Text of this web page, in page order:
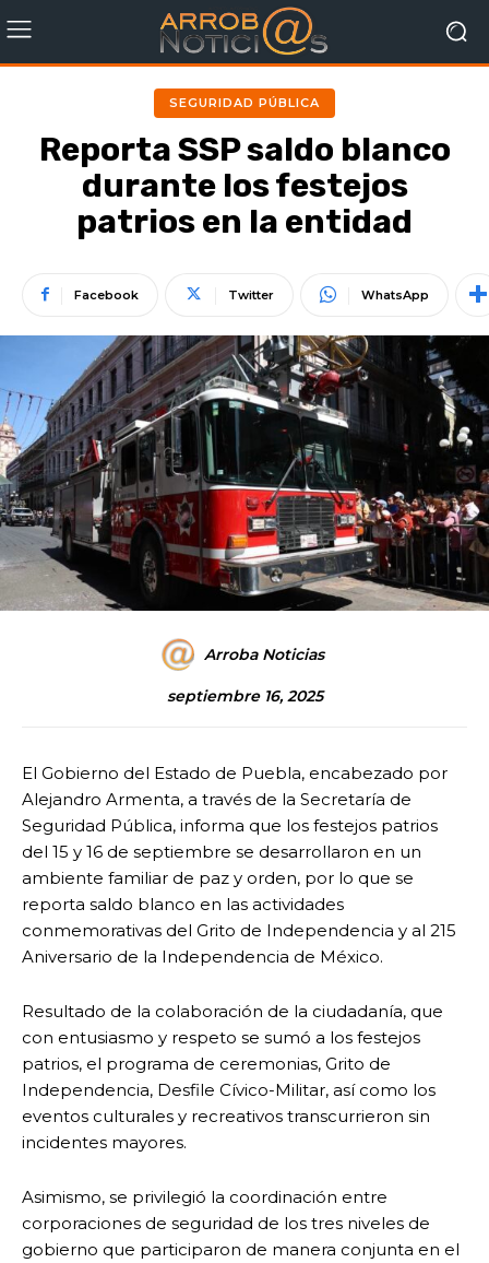
SEGURIDAD PÚBLICA
Reporta SSP saldo blanco
durante los festejos
patrios en la entidad
Facebook Twitter WhatsApp
Arroba Noticias
septiembre 16, 2025
El Gobierno del Estado de Puebla, encabezado por
Alejandro Armenta, a través de la Secretaría de
Seguridad Pública, informa que los festejos patrios
del 15 y 16 de septiembre se desarrollaron en un
ambiente familiar de paz y orden, por lo que se
reporta saldo blanco en las actividades
conmemorativas del Grito de Independencia y al 215
Aniversario de la Independencia de México.
Resultado de la colaboración de la ciudadanía, que
con entusiasmo y respeto se sumó a los festejos
patrios, el programa de ceremonias, Grito de
Independencia, Desfile Cívico-Militar, así como los
eventos culturales y recreativos transcurrieron sin
incidentes mayores.
Asimismo, se privilegió la coordinación entre
corporaciones de seguridad de los tres niveles de
gobierno que participaron de manera conjunta en el